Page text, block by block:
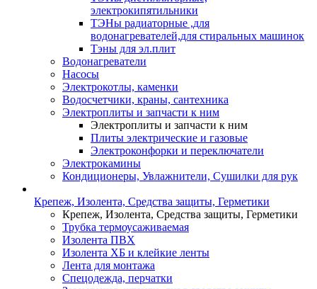
электрокипятильники
ТЭНы радиаторные ,для
водонагревателей,для стиральных машинок
Тэны для эл.плит
Водонагреватели
Насосы
Электрокотлы, каменки
Водосчетчики, краны, сантехника
Электроплиты и запчасти к ним
Электроплиты и запчасти к ним
Плиты электрические и газовые
Электроконфорки и переключатели
Электрокамины
Кондиционеры, Увлажнители, Сушилки для рук
Крепеж, Изолента, Средства защиты, Герметики
Крепеж, Изолента, Средства защиты, Герметики
Трубка термоусаживаемая
Изолента ПВХ
Изолента ХБ и клейкие ленты
Лента для монтажа
Спецодежда, перчатки